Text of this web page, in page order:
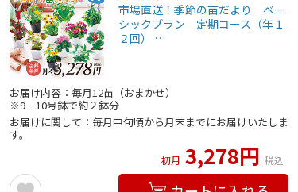
市場直送！季節の苗だより ベー
シックプラン 定期コース（年１
２回） …
お届け内容：毎月12苗（おまかせ）
※9－10号鉢で約２鉢分
お届けに関して：毎月中旬頃から月末までにお届けいたしま
す。
初月 3,278円 税込